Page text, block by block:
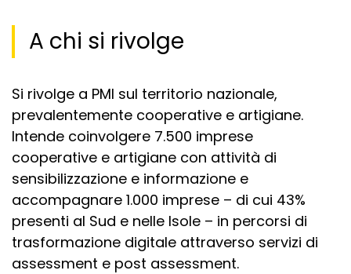
A chi si rivolge
Si rivolge a PMI sul territorio nazionale,
prevalentemente cooperative e artigiane.
Intende coinvolgere 7.500 imprese
cooperative e artigiane con attività di
sensibilizzazione e informazione e
accompagnare 1.000 imprese – di cui 43%
presenti al Sud e nelle Isole – in percorsi di
trasformazione digitale attraverso servizi di
assessment e post assessment.